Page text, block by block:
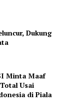
Dukung
Minta Maaf
Usai
di Piala